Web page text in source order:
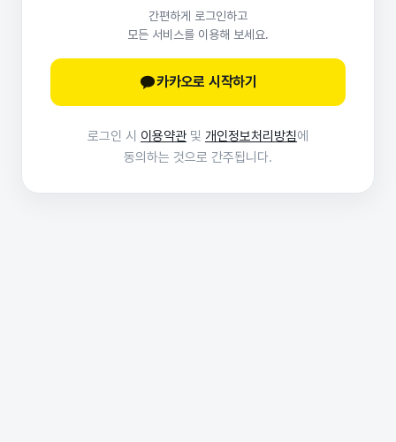
간편하게 로그인하고
모든 서비스를 이용해 보세요.
카카오로 시작하기
로그인 시 이용약관 및 개인정보처리방침에
동의하는 것으로 간주됩니다.